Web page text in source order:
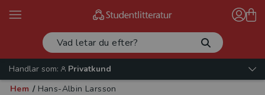
Handlar som:
Privatkund
Hem / Hans-Albin Larsson